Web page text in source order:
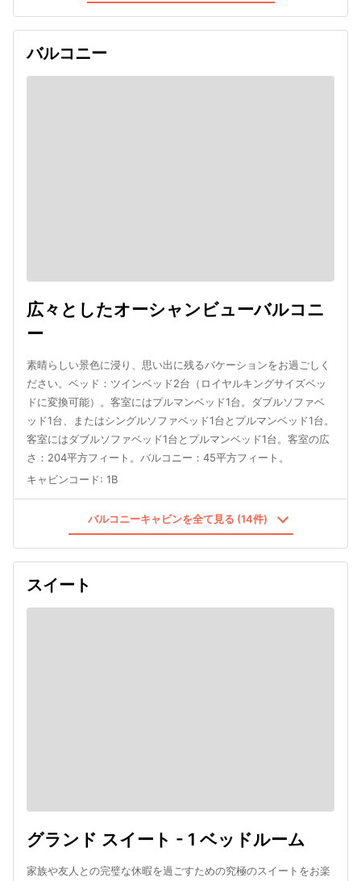
バルコニー
広々としたオーシャンビューバルコニ
ー
素晴らしい景色に浸り、思い出に残るバケーションをお過ごしく
ださい。ベッド：ツインベッド2台（ロイヤルキングサイズベッ
ドに変換可能）。客室にはプルマンベッド1台。ダブルソファベ
ッド1台、またはシングルソファベッド1台とプルマンベッド1台。
客室にはダブルソファベッド1台とプルマンベッド1台。客室の広
さ：204平方フィート。バルコニー：45平方フィート。
キャビンコード: 1B
バルコニーキャビンを全て見る (14件)
スイート
グランド スイート - 1 ベッドルーム
家族や友人との完璧な休暇を過ごすための究極のスイートをお楽